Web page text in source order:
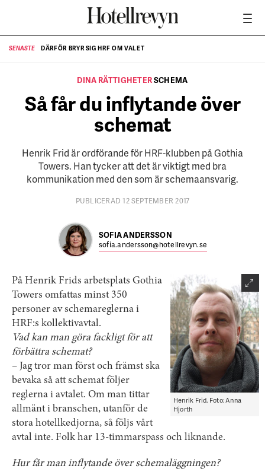
SENASTE DÄRFÖR BRYR SIG HRF OM VALET
DINA RÄTTIGHETERSCHEMA
Så får du inflytande över
schemat
Henrik Frid är ordförande för HRF-klubben på Gothia
Towers. Han tycker att det är viktigt med bra
kommunikation med den som är schemaansvarig.
PUBLICERAD 12 SEPTEMBER 2017
SOFIA ANDERSSON
sofia.andersson@hotellrevyn.se
Henrik Frid. Foto: Anna
Hjorth
På Henrik Frids arbetsplats Gothia
Towers omfattas minst 350
personer av schemareglerna i
HRF:s kollektivavtal.
Vad kan man göra fackligt för att
förbättra schemat?
– Jag tror man först och främst ska
bevaka så att schemat följer
reglerna i avtalet. Om man tittar
allmänt i branschen, utanför de
stora hotellkedjorna, så följs vårt
avtal inte. Folk har 13-timmars­pass och liknande.
Hur får man inflytande över schemaläggningen?